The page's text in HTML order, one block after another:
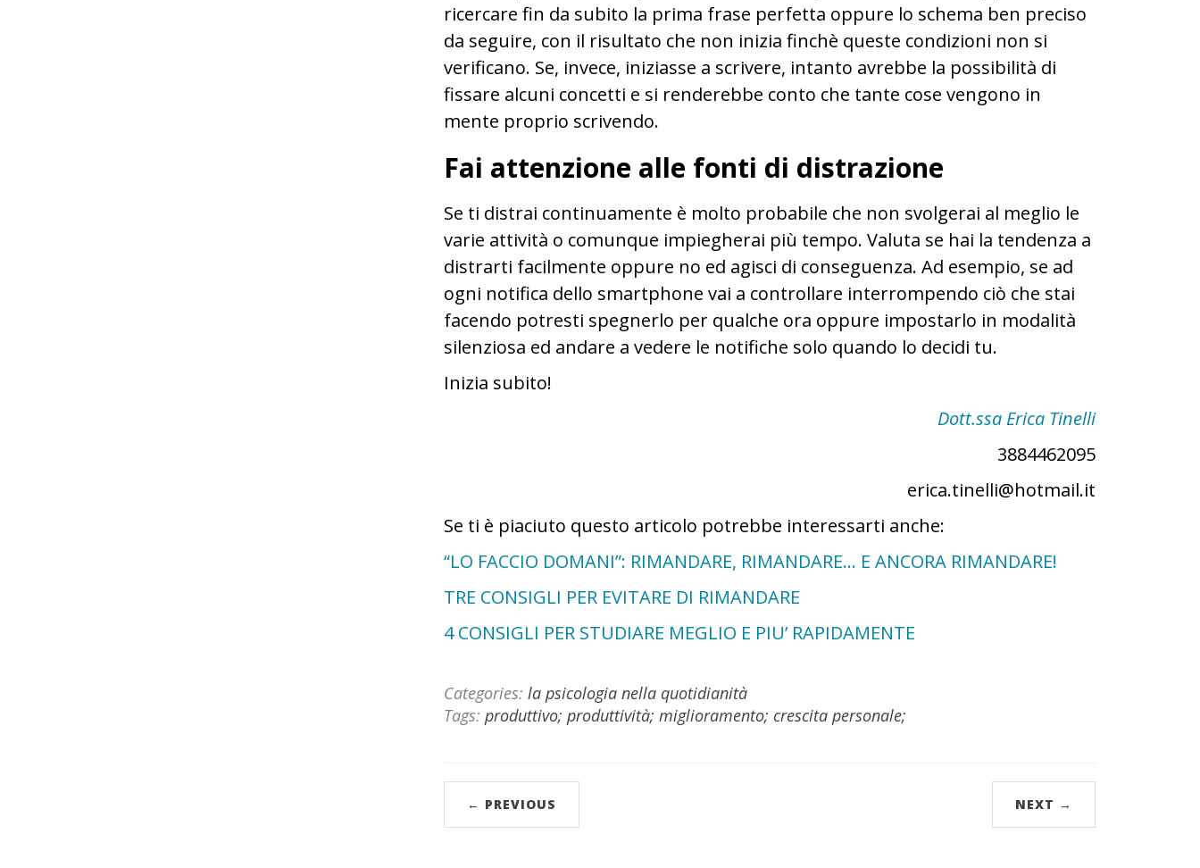
ricercare fin da subito la prima frase perfetta oppure lo schema ben preciso
da seguire, con il risultato che non inizia finchè queste condizioni non si
verificano. Se, invece, iniziasse a scrivere, intanto avrebbe la possibilità di
fissare alcuni concetti e si renderebbe conto che tante cose vengono in
mente proprio scrivendo.
Fai attenzione alle fonti di distrazione
Se ti distrai continuamente è molto probabile che non svolgerai al meglio le
varie attività o comunque impiegherai più tempo. Valuta se hai la tendenza a
distrarti facilmente oppure no ed agisci di conseguenza. Ad esempio, se ad
ogni notifica dello smartphone vai a controllare interrompendo ciò che stai
facendo potresti spegnerlo per qualche ora oppure impostarlo in modalità
silenziosa ed andare a vedere le notifiche solo quando lo decidi tu.
Inizia subito!
Dott.ssa Erica Tinelli
3884462095
erica.tinelli@hotmail.it
Se ti è piaciuto questo articolo potrebbe interessarti anche:
“LO FACCIO DOMANI”: RIMANDARE, RIMANDARE… E ANCORA RIMANDARE!
TRE CONSIGLI PER EVITARE DI RIMANDARE
4 CONSIGLI PER STUDIARE MEGLIO E PIU’ RAPIDAMENTE
Categories: la psicologia nella quotidianità
Tags: produttivo; produttività; miglioramento; crescita personale;
← PREVIOUS NEXT →